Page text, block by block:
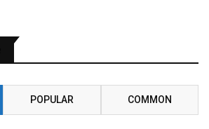
POPULAR COMMON